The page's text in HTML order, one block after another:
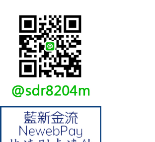
【林內Rinnai】 RB-L2600S(A)